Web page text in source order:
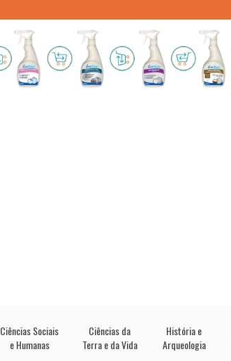
Ciências Sociais
e Humanas
Ciências da
Terra e da Vida
História e
Arqueologia